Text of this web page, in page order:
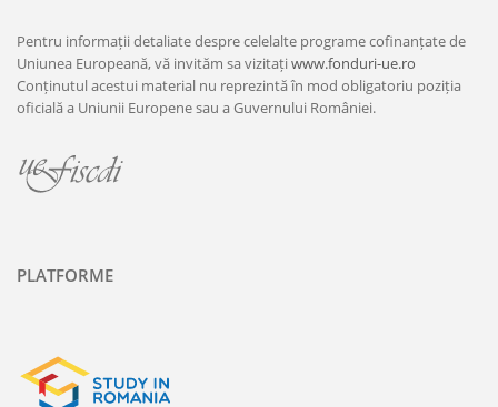
Pentru informații detaliate despre celelalte programe cofinanțate de
Uniunea Europeană, vă invităm sa vizitațiwww.fonduri-ue.ro
Conținutul acestui material nu reprezintă în mod obligatoriu poziția
oficială a Uniunii Europene sau a Guvernului României.
PLATFORME